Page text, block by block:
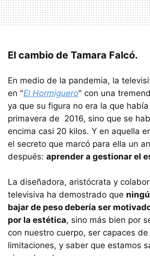
El cambio de Tamara Falcó.
En medio de la pandemia, la
en "El Hormiguero" con una
ya que su figura no era la que
primavera de 2016, sino que se
encima casi 20 kilos. Y en aquella
el secreto que marcó para ella un
después: aprender a gestionar el
La diseñadora, aristócrata y
televisiva ha demostrado que
bajar de peso debería ser
por la estética, sino más bien por
con nuestro cuerpo, ser capaces
limitaciones, y saber que estamos